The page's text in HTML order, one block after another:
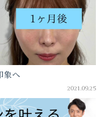
象へ
2021.09.25